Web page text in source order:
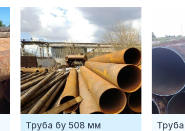
Труба бу 508 мм